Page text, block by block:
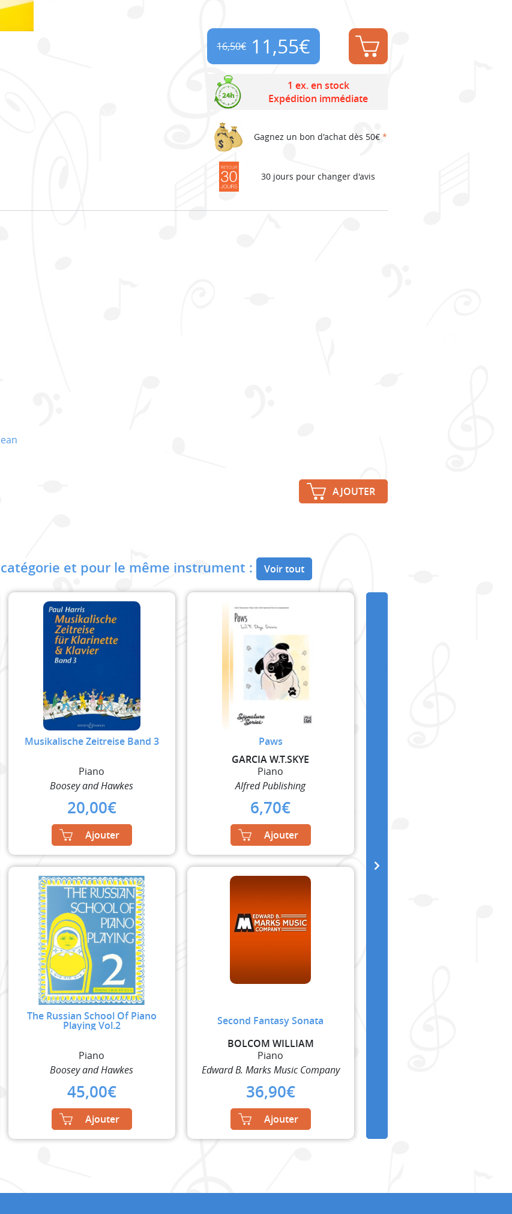
16,50€
Original
price
16,50€.
11,55€
Current
price
11,55€.
1 ex. en stock
Expédition immédiate
Gagnez un bon d'achat dès 50€ *
30 jours pour changer d'avis
AJOUTER
et pour le même instrument : Voir tout
Musikalische Zeitreise Band 3
Piano
Boosey and Hawkes
20,00€
Ajouter
Paws
GARCIA W.T.SKYE
Piano
Alfred Publishing
6,70€
Ajouter
The Russian School Of Piano
Playing Vol.2
Piano
Boosey and Hawkes
45,00€
Ajouter
Second Fantasy Sonata
BOLCOM WILLIAM
Piano
Edward B. Marks Music Company
36,90€
Ajouter